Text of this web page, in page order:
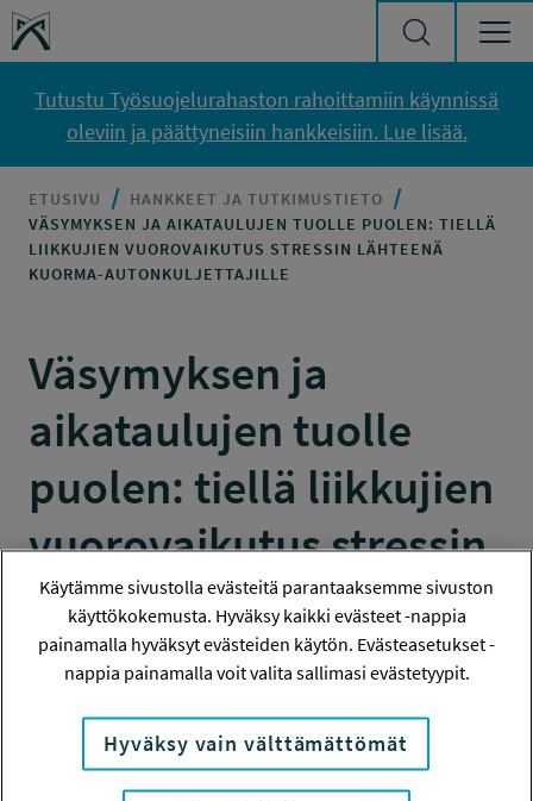
Siirry sisältöön
Työsuojelurahasto
Tutustu Työsuojelurahaston rahoittamiin käynnissä
oleviin ja päättyneisiin hankkeisiin. Lue lisää.
ETUSIVU
HANKKEET JA TUTKIMUSTIETO
VÄSYMYKSEN JA AIKATAULUJEN TUOLLE PUOLEN: TIELLÄ
LIIKKUJIEN VUOROVAIKUTUS STRESSIN LÄHTEENÄ
KUORMA-AUTONKULJETTAJILLE
Väsymyksen ja
aikataulujen tuolle
puolen: tiellä liikkujien
vuorovaikutus stressin
lähteenä kuorma-
autonkuljettajille
Käytämme sivustolla evästeitä parantaaksemme sivuston
käyttökokemusta. Hyväksy kaikki evästeet -nappia
painamalla hyväksyt evästeiden käytön. Evästeasetukset -
nappia painamalla voit valita sallimasi evästetyypit.
Hyväksy vain välttämättömät